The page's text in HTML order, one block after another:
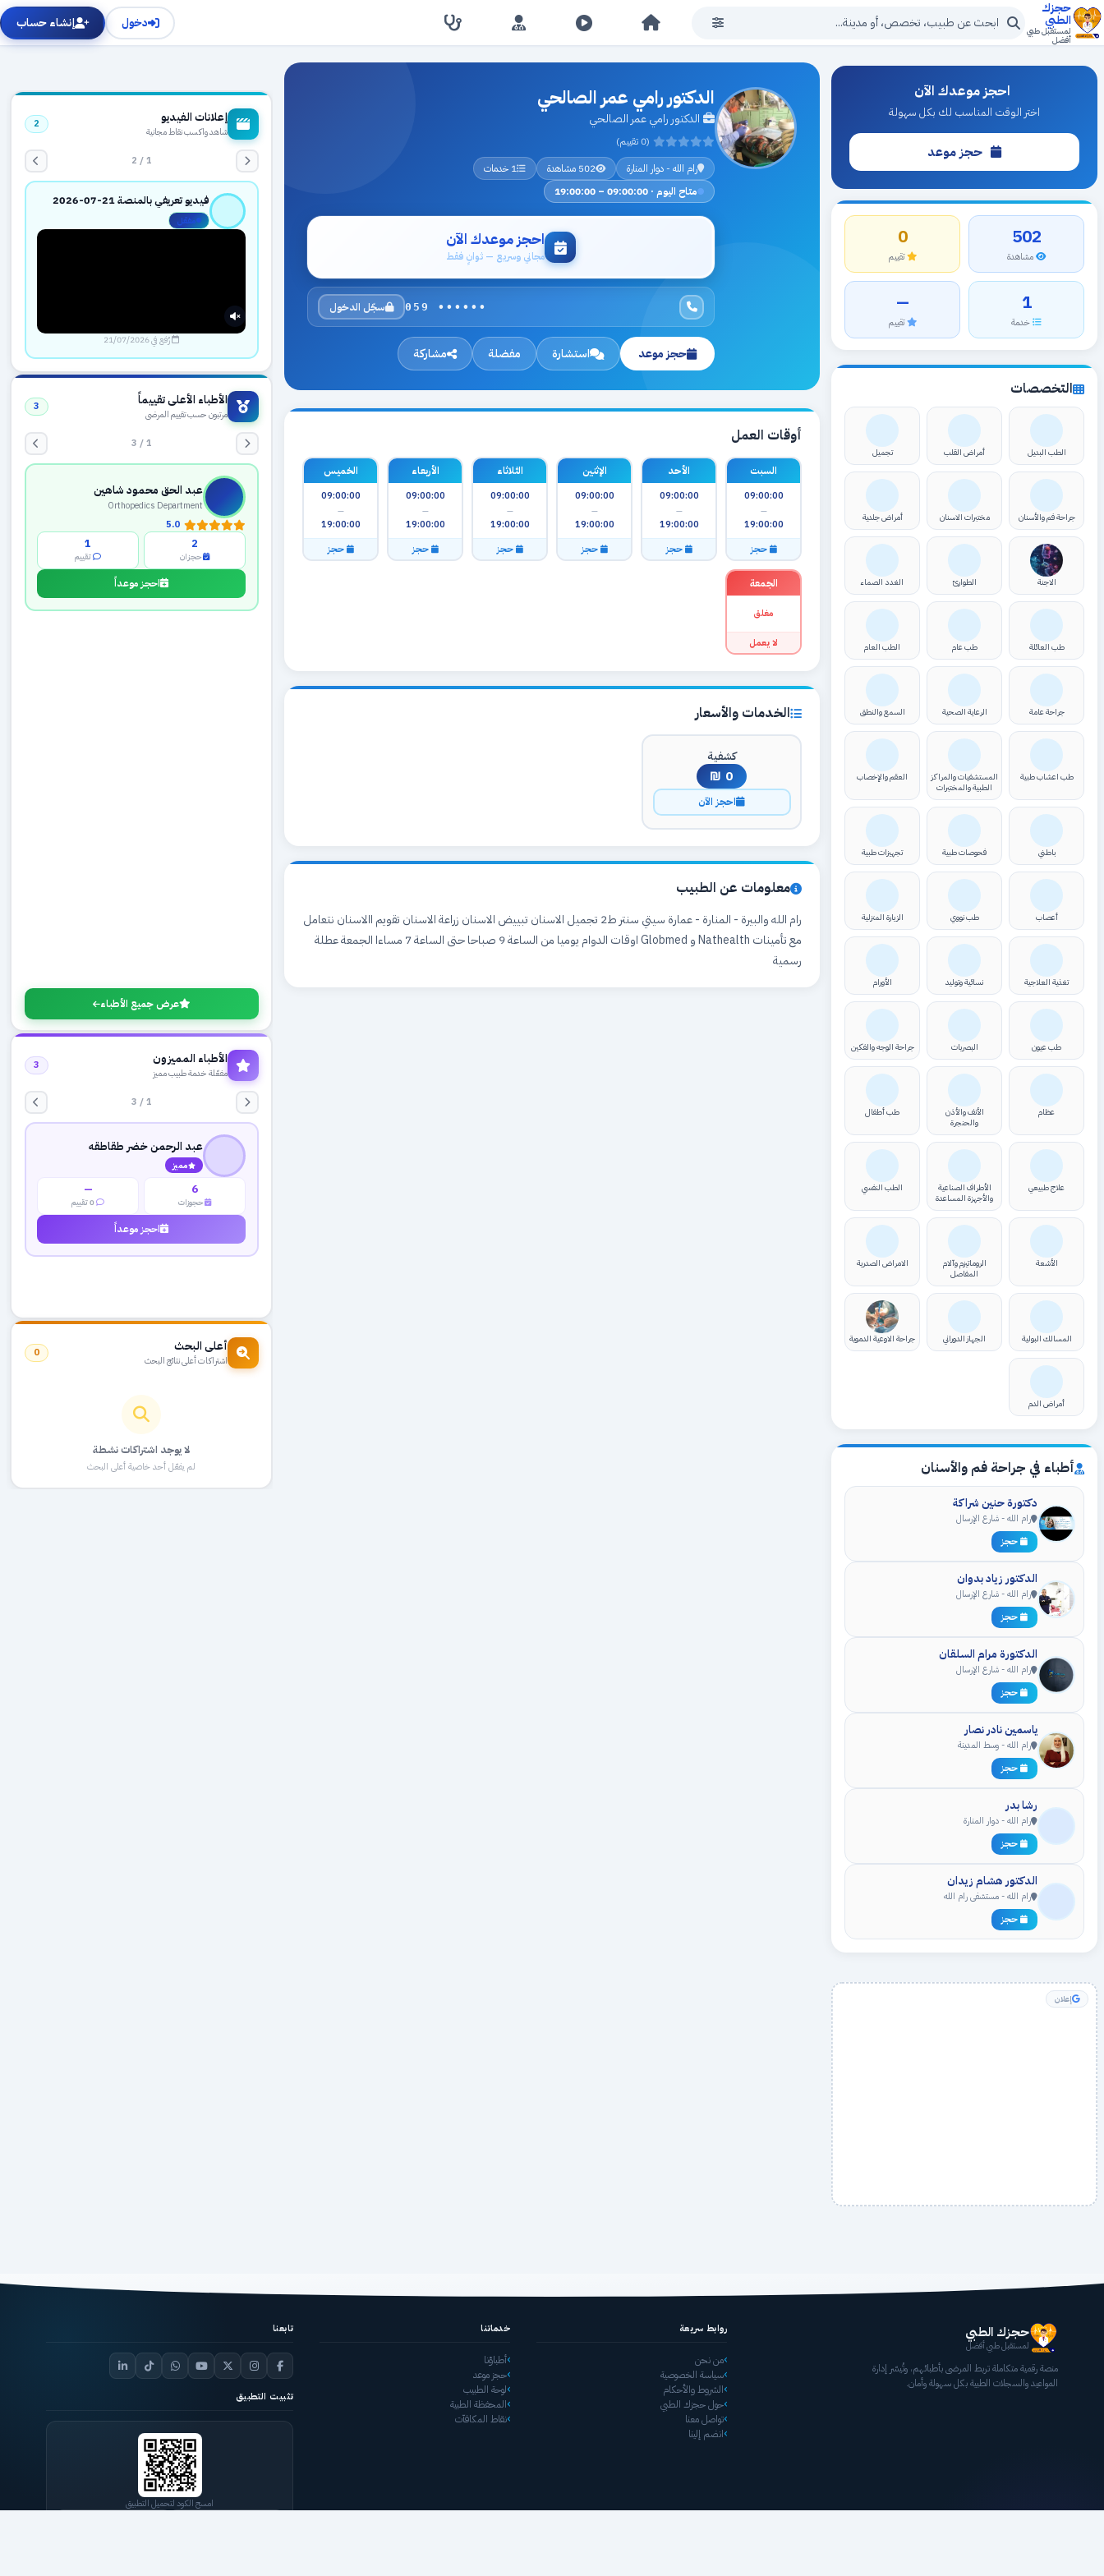
حجزك
الطبي
لمستقبل طبي
أفضل
دخول إنشاء حساب
احجز موعدك الآن
اختر الوقت المناسب لك بكل سهولة
حجز موعد
502
مشاهدة
0
تقييم
1
خدمة
—
تقييم
التخصصات
الطب البديل أمراض القلب تجميل
جراحة فم والأسنان مختبرات الاسنان أمراض جلدية
الاجنة الطوارئ الغدد الصماء
طب العائلة طب عام الطب العام
جراحة عامة الرعاية الصحية السمع والنطق
طب اعشاب طبية
المستشفيات والمراكز
الطبية والمختبرات
العقم والإخصاب
باطني فحوصات طبية تجهيزات طبية
أعصاب طب نووي الزيارة المنزلية
تغذية العلاجية نسائية وتوليد الأورام
طب عيون البصريات جراحة الوجه والفكين
عظام
الأنف والأذن
والحنجرة
طب أطفال
علاج طبيعي
الأطراف الصناعية
والأجهزة المساعدة
الطب النفسي
الأشعة
الروماتيزم وآلام
المفاصل
الامراض الصدرية
المسالك البولية الجهاز الدوراني جراحة الاوعية الدموية
أمراض الدم
أطباء في جراحة فم والأسنان
دكتورة حنين شراكة
رام الله - شارع الإرسال
حجز
الدكتور زياد بدوان
رام الله - شارع الإرسال
حجز
الدكتورة مرام السلقان
رام الله - شارع الإرسال
حجز
ياسمين نادر نصار
رام الله - وسط المدينة
حجز
رشا بدر
رام الله - دوار المنارة
حجز
الدكتور هشام زيدان
رام الله - مستشفى رام الله
حجز
إعلان
الدكتور رامي عمر الصالحي
الدكتور رامي عمر الصالحي
(0 تقييم)
رام الله - دوار المنارة
502 مشاهدة
1 خدمات
متاح اليوم · 09:00:00 – 19:00:00
احجز موعدك الآن
مجاني وسريع — ثوانٍ فقط
059 •••••• سجّل الدخول
حجز موعد استشارة مفضلة مشاركة
أوقات العمل
السبت
09:00:00
—
19:00:00
حجز
الأحد
09:00:00
—
19:00:00
حجز
الإثنين
09:00:00
—
19:00:00
حجز
الثلاثاء
09:00:00
—
19:00:00
حجز
الأربعاء
09:00:00
—
19:00:00
حجز
الخميس
09:00:00
—
19:00:00
حجز
الجمعة
مغلق
لا يعمل
الخدمات والأسعار
كشفية
0 ₪
احجز الآن
معلومات عن الطبيب
رام الله والبيرة - المنارة - عمارة سيتي سنتر ط2 تجميل الاسنان تبييض الاسنان زراعة الاسنان تقويم االاسنان نتعامل
مع تأمينات Nathealth و Globmed اوقات الدوام يوميا من الساعة 9 صباحا حتى الساعة 7 مساءا الجمعة عطلة
رسمية
إعلانات الفيديو
شاهد واكسب نقاط مجانية
2
1 / 2
فيديو تعريفي بالمنصة 21-07-2026
مفعّل
رُفع في 21/07/2026
الأطباء الأعلى تقييماً
مرتبون حسب تقييم المرضى
3
1 / 3
عبد الحق محمود شاهين
Orthopedics Department
5.0
2
حجزان
1
تقييم
احجز موعداً
عرض جميع الأطباء
الأطباء المميزون
مفعّلة خدمة طبيب مميز
3
1 / 3
عبد الرحمن خضر طقاطقه
مميز
6
حجوزات
—
احجز موعداً
أعلى البحث
اشتراكات أعلى نتائج البحث
0
لا يوجد اشتراكات نشطة
لم يفعّل أحد خاصية أعلى البحث
حجزك الطبي
لمستقبل طبي أفضل
منصة رقمية متكاملة تربط المرضى بأطبائهم، وتُيسّر إدارة
المواعيد والسجلات الطبية بكل سهولة وأمان.
روابط سريعة
من نحن
سياسة الخصوصية
الشروط والأحكام
حول حجزك الطبي
تواصل معنا
انضم إلينا
خدماتنا
أطباؤنا
حجز موعد
لوحة الطبيب
المحفظة الطبية
نقاط المكافآت
تابعنا
تثبيت التطبيق
امسح الكود لتحميل التطبيق